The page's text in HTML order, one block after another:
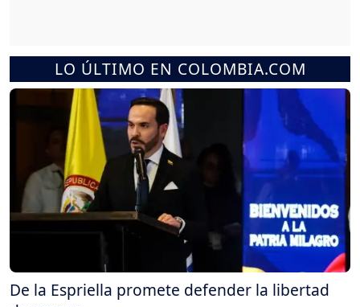
LO ÚLTIMO EN COLOMBIA.COM
De la Espriella promete defender la libertad